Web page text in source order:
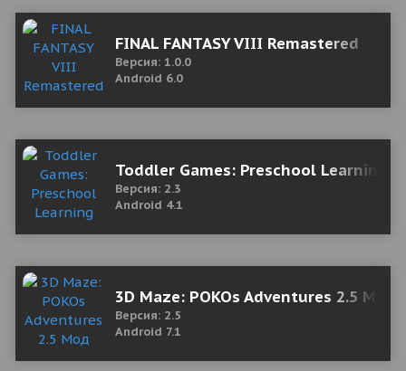
FINAL FANTASY VIII Remastered
Версия: 1.0.0
Android 6.0
Toddler Games: Preschool Learning
Версия: 2.3
Android 4.1
3D Maze: POKOs Adventures 2.5 Мод
Версия: 2.5
Android 7.1